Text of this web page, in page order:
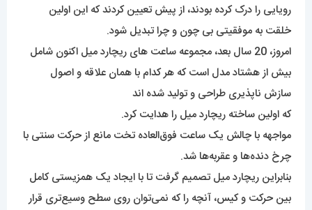
رویایی را درک کرده بودند، از پیش تعیین کردند که این اولین
خلقت به موفقیتی بی چون و چرا تبدیل شود.
امروز، 20 سال بعد، مجموعه ساعت های ریچارد میل اکنون شامل
بیش از هشتاد مدل است که هر کدام با همان علاقه و اصول
سازش ناپذیری طراحی و تولید شده اند
که اولین ساخته ریچارد میل را هدایت کرد.
مواجهه با چالش یک ساعت فوق‌العاده تخت مانع از حرکت سنتی با
چرخ دنده‌ها و عقربه‌ها شد.
بنابراین ریچارد میل تصمیم گرفت تا با ایجاد یک همزیستی کامل
بین حرکت و کیس، آنچه را که نمی‌توان روی سطح وسیع‌تری قرار